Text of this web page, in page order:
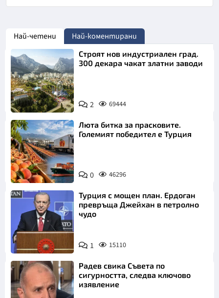
Най-четени Най-коментирани
Строят нов индустриален град.
300 декара чакат златни заводи
2 69444
Люта битка за прасковите.
Големият победител е Турция
0 46296
Турция с мощен план. Ердоган
превръща Джейхан в петролно
чудо
1 15110
Радев свика Съвета по
сигурността, следва ключово
изявление